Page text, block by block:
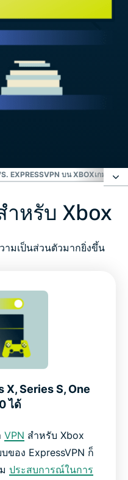
EXPRESSVPN บน XBOXเกมเมอร์
ใน 3 ขั้นตอนง่าย ๆ
Xbox
น Xbox อย่างไรบ้าง
VPN บน Xbox
อย่างไม่มีความเสี่ยง
ำหรับ Xbox
ามเป็นส่วนตัวมากยิ่งขึ้น
X, Series S, One
ได้
VPN สำหรับ Xbox
ของ ExpressVPN ก็
ประสบการณ์ในการ